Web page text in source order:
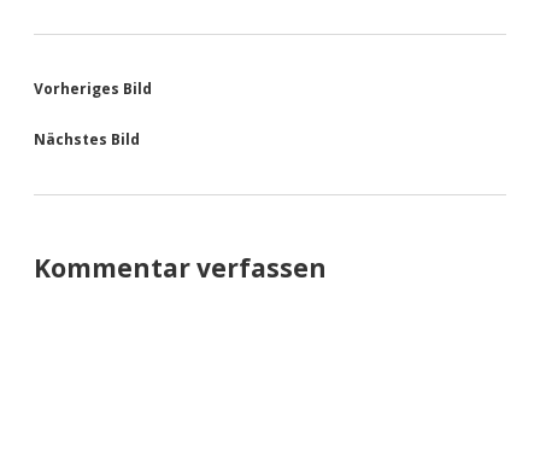
Vorheriges Bild
Nächstes Bild
Kommentar verfassen